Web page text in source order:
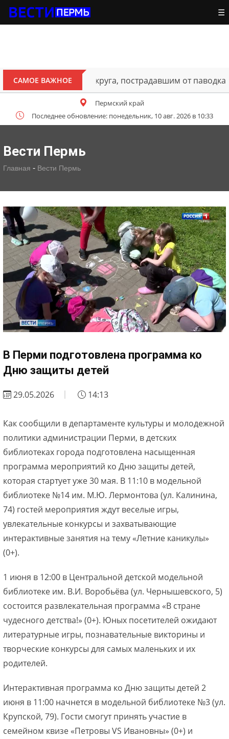
☰
САМОЕ ВАЖНОЕ
Октябрьского округа, пострадавшим от паводка
Пермский край
Последнее обновление: понедельник, 10 авг. 2026 в 10:33
Вести Пермь
Главная - Вести Пермь
В Перми подготовлена программа ко
Дню защиты детей
29.05.2026 14:13
Как сообщили в департаменте культуры и молодежной
политики администрации Перми, в детских
библиотеках города подготовлена насыщенная
программа мероприятий ко Дню защиты детей,
которая стартует уже 30 мая. В 11:10 в модельной
библиотеке №14 им. М.Ю. Лермонтова (ул. Калинина,
74) гостей мероприятия ждут веселые игры,
увлекательные конкурсы и захватывающие
интерактивные занятия на тему «Летние каникулы»
(0+).
1 июня в 12:00 в Центральной детской модельной
библиотеке им. В.И. Воробьёва (ул. Чернышевского, 5)
состоится развлекательная программа «В стране
чудесного детства!» (0+). Юных посетителей ожидают
литературные игры, познавательные викторины и
творческие конкурсы для самых маленьких и их
родителей.
Интерактивная программа ко Дню защиты детей 2
июня в 11:00 начнется в модельной библиотеке №3 (ул.
Крупской, 79). Гости смогут принять участие в
семейном квизе «Петровы VS Ивановны» (0+) и